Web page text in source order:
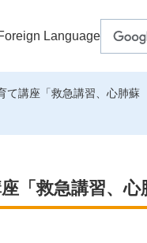
Language
て講座「救急講習、心肺蘇
「救急講習、心